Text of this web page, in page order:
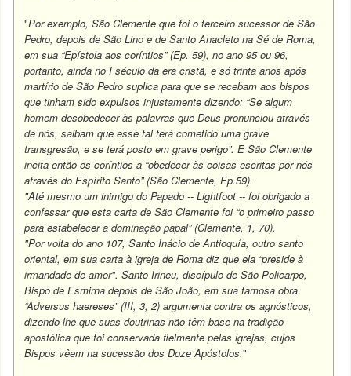
"Por exemplo, São Clemente que foi o terceiro sucessor de São
Pedro, depois de São Lino e de Santo Anacleto na Sé de Roma,
em sua “Epístola aos coríntios” (Ep. 59), no ano 95 ou 96,
portanto, ainda no I século da era cristã, e só trinta anos após
martírio de São Pedro suplica para que se recebam aos bispos
que tinham sido expulsos injustamente dizendo: “Se algum
homem desobedecer às palavras que Deus pronunciou através
de nós, saibam que esse tal terá cometido uma grave
transgresão, e se terá posto em grave perigo”. E São Clemente
incita então os coríntios a “obedecer às coisas escritas por nós
através do Espírito Santo” (São Clemente, Ep.59).
"Até mesmo um inimigo do Papado -- Lightfoot -- foi obrigado a
confessar que esta carta de São Clemente foi “o primeiro passo
para estabelecer a dominação papal” (Clemente, 1, 70).
"Por volta do ano 107, Santo Inácio de Antioquía, outro santo
oriental, em sua carta à igreja de Roma diz que ela “preside à
irmandade de amor". Santo Irineu, discípulo de São Policarpo,
Bispo de Esmirna depois de São João, em sua famosa obra
“Adversus haereses” (III, 3, 2) argumenta contra os agnósticos,
dizendo-lhe que suas doutrinas não têm base na tradição
apostólica que foi conservada fielmente pelas igrejas, cujos
Bispos vêem na sucessão dos Doze Apóstolos."